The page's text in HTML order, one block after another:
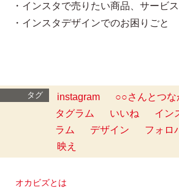
・インスタで売りたい商品、サービス
・インスタデザインでのお困りごと
タグ instagram ○○さんとつな
タグラム
いいね イン
ラム
デザイン フォロ
映え
オカビズとは